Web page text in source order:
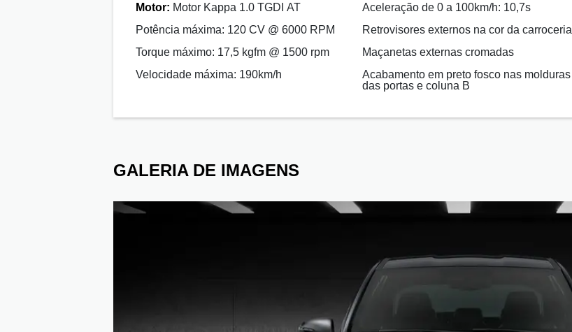
Motor: Motor Kappa 1.0 TGDI AT
Potência máxima: 120 CV @ 6000 RPM
Torque máximo: 17,5 kgfm @ 1500 rpm
Velocidade máxima: 190km/h
Aceleração de 0 a 100km/h: 10,7s
Retrovisores externos na cor da carroceria
Maçanetas externas cromadas
Acabamento em preto fosco nas molduras
das portas e coluna B
GALERIA DE IMAGENS